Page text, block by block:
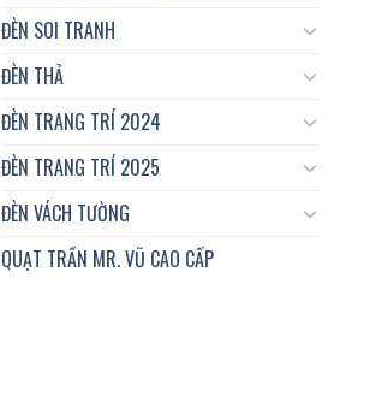
ĐÈN SOI TRANH
ĐÈN THẢ
ĐÈN TRANG TRÍ 2024
ĐÈN TRANG TRÍ 2025
ĐÈN VÁCH TƯỜNG
QUẠT TRẦN MR. VŨ CAO CẤP